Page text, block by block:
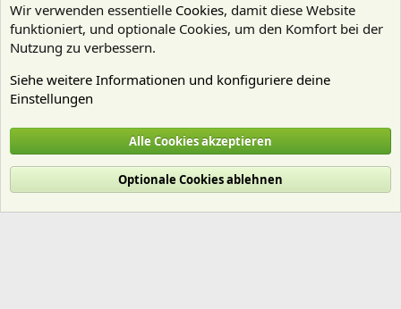
Cookies
Deutsch (Du)
Nutzungsbedingungen
Datenschutz Hilfe und Impressum
R
Wir verwenden essentielle Cookies, damit diese Website
funktioniert, und optionale Cookies, um den Komfort bei der
Nutzung zu verbessern.
Siehe weitere Informationen und konfiguriere deine
Einstellungen
Alle Cookies akzeptieren
Optionale Cookies ablehnen